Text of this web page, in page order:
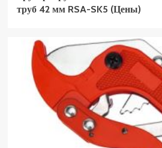
труб 42 мм RSA-SK5 (Цены)